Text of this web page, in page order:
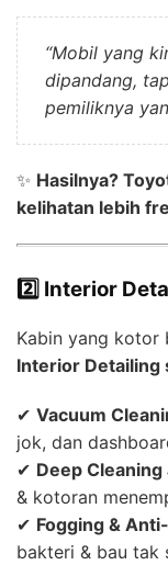
“Mobil yang
dipandang,
pemiliknya
✨ Hasilnya?
kelihatan lebih
2️⃣ Interior
Kabin yang kotor
Interior Detailing
✔ Vacuum
jok, dan
✔ Deep
& kotoran
✔ Fogging &
bakteri & bau tak